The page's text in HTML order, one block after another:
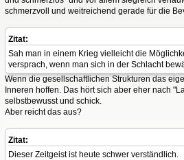
schmerzvoll und weitreichend gerade für die
Zitat:
Sah man in einem Krieg vielleicht die
versprach, wenn man sich in der Schlacht
Wenn die gesellschaftlichen Strukturen das
Inneren hoffen. Das hört sich aber eher nach
selbstbewusst und schick.
Aber reicht das aus?
Zitat:
Dieser Zeitgeist ist heute schwer verständlich.